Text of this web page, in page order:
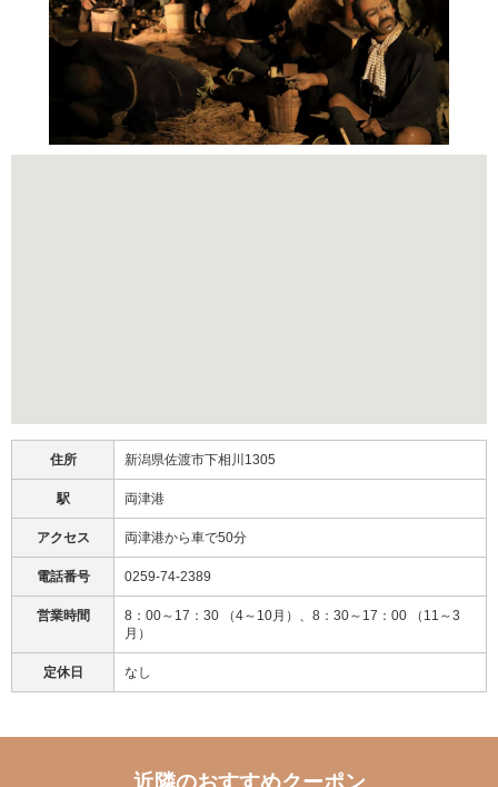
住所 新潟県佐渡市下相川1305
駅 両津港
アクセス 両津港から車で50分
電話番号 0259-74-2389
営業時間
8：00～17：30 （4～10月）、8：30～17：00 （11～3
月）
定休日 なし
近隣のおすすめクーポン